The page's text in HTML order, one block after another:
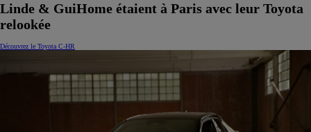
Linde & GuiHome étaient à Paris avec leur Toyota
relookée
Découvrez le Toyota C-HR